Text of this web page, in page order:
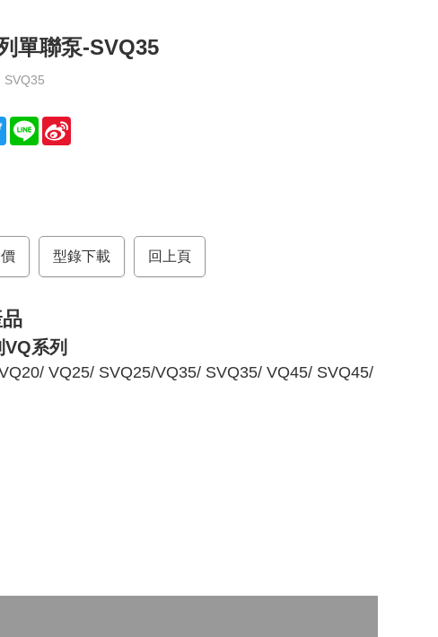
單聯泵-SVQ35
SVQ35
T
w
e
r
L
i
i
e
i
b
型錄下載 回上頁
系列
/ VQ25/ SVQ25/VQ35/ SVQ35/ VQ45/ SVQ45/